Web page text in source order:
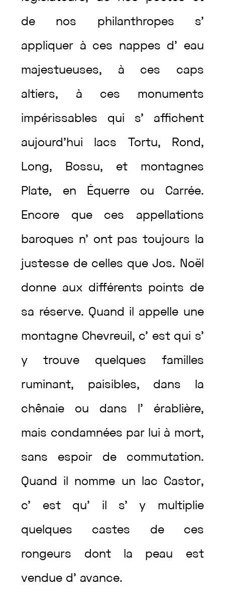
de nos philanthropes s’
appliquer à ces nappes d’ eau
majestueuses, à ces caps
altiers, à ces monuments
impérissables qui s’ affichent
aujourd’hui lacs Tortu, Rond,
Long, Bossu, et montagnes
Plate, en Équerre ou Carrée.
Encore que ces appellations
baroques n’ ont pastoujours la
justesse de celles queJos. Noël
donne aux différents points de
sa réserve. Quand il appelle une
montagne Chevreuil , c’ est qui s’
ytrouve quelques familles
ruminant, paisibles, dans la
chênaie ou dans l’ érablière,
mais condamnées par lui à mort,
sans espoir de commutation.
Quand il nomme un lac Castor,
c’ est qu’ il s’y multiplie
quelques castes de ces
rongeurs dont la peau est
vendue d’ avance.